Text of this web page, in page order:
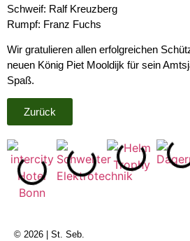
Schweif: Ralf Kreuzberg
Rumpf: Franz Fuchs
Wir gratulieren allen erfolgreichen
neuen König Piet Mooldijk für sein
Spaß.
Zurück
© 2026 | St. Seb.